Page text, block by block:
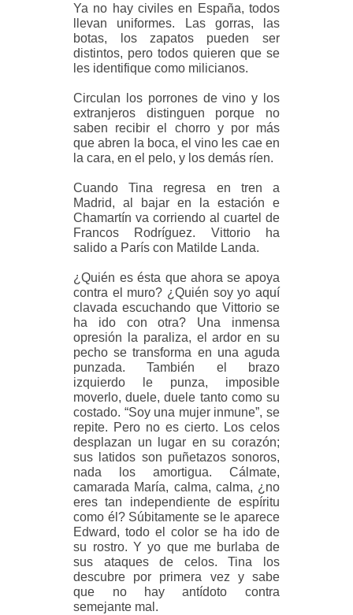
Ya no hay civiles en España, todos
llevan uniformes. Las gorras, las
botas, los zapatos pueden ser
distintos, pero todos quieren que se
les identifique como milicianos.
Circulan los porrones de vino y los
extranjeros distinguen porque no
saben recibir el chorro y por más
que abren la boca, el vino les cae en
la cara, en el pelo, y los demás ríen.
Cuando Tina regresa en tren a
Madrid, al bajar en la estación e
Chamartín va corriendo al cuartel de
Francos Rodríguez. Vittorio ha
salido a París con Matilde Landa.
¿Quién es ésta que ahora se apoya
contra el muro? ¿Quién soy yo aquí
clavada escuchando que Vittorio se
ha ido con otra? Una inmensa
opresión la paraliza, el ardor en su
pecho se transforma en una aguda
punzada. También el brazo
izquierdo le punza, imposible
moverlo, duele, duele tanto como su
costado. “Soy una mujer inmune”, se
repite. Pero no es cierto. Los celos
desplazan un lugar en su corazón;
sus latidos son puñetazos sonoros,
nada los amortigua. Cálmate,
camarada María, calma, calma, ¿no
eres tan independiente de espíritu
como él? Súbitamente se le aparece
Edward, todo el color se ha ido de
su rostro. Y yo que me burlaba de
sus ataques de celos. Tina los
descubre por primera vez y sabe
que no hay antídoto contra
semejante mal.